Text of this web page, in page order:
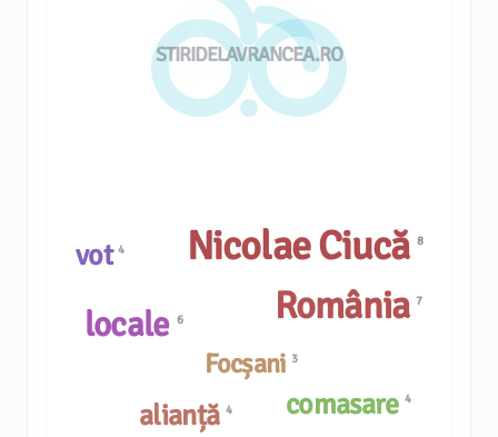
STIRIDELAVRANCEA.RO
comasare4
Focșani 3
vot4
alianță 4
Nicolae Ciucă8
locale 6 România7